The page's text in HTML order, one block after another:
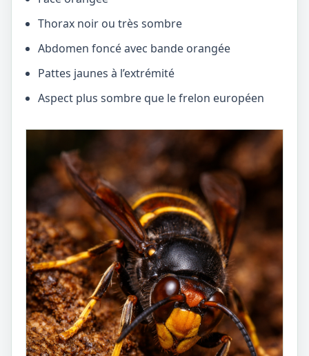
Thorax noir ou très sombre
Abdomen foncé avec bande orangée
Pattes jaunes à l’extrémité
Aspect plus sombre que le frelon européen